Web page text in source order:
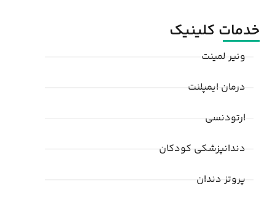
خدمات کلینیک
ونیر لمینت
درمان ایمپلنت
ارتودنسی
دندانپزشکی کودکان
پروتز دندان